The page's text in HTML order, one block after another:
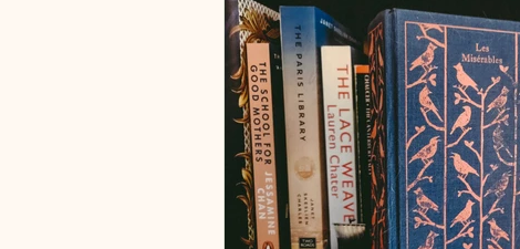
Estland Italië Engeland
Tsjechië China Roemenië